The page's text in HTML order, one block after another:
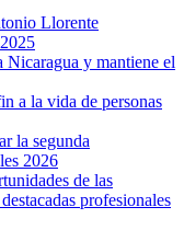
Llorente
y mantiene el
a la vida de personas
la segunda
2026
de las
profesionales